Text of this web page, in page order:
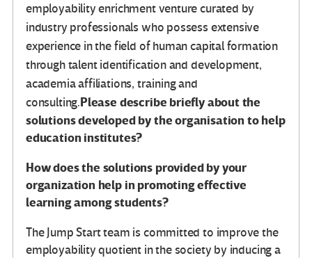
employability enrichment venture curated by
industry professionals who possess extensive
experience in the field of human capital formation
through talent identification and development,
academia affiliations, training and
consulting.Please describe briefly about the
solutions developed by the organisation to help
education institutes?
How does the solutions provided by your
organization help in promoting effective
learning among students?
The Jump Start team is committed to improve the
employability quotient in the society by inducing a